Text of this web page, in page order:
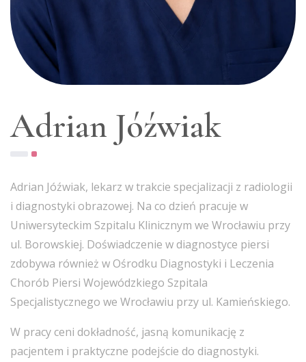
Adrian Jóźwiak
Adrian Jóźwiak, lekarz w trakcie specjalizacji z radiologii
i diagnostyki obrazowej. Na co dzień pracuje w
Uniwersyteckim Szpitalu Klinicznym we Wrocławiu przy
ul. Borowskiej. Doświadczenie w diagnostyce piersi
zdobywa również w Ośrodku Diagnostyki i Leczenia
Chorób Piersi Wojewódzkiego Szpitala
Specjalistycznego we Wrocławiu przy ul. Kamieńskiego.
W pracy ceni dokładność, jasną komunikację z
pacjentem i praktyczne podejście do diagnostyki.